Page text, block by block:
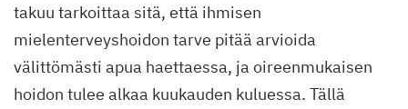
takuu tarkoittaa sitä, että ihmisen
mielenterveyshoidon tarve pitää arvioida
välittömästi apua haettaessa, ja oireenmukaisen
hoidon tulee alkaa kuukauden kuluessa. Tällä